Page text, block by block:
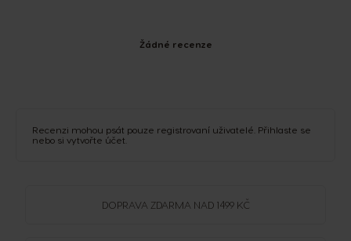
Žádné recenze
Recenzi mohou psát pouze registrovaní uživatelé. Přihlaste se
nebo si vytvořte účet
DOPRAVA ZDARMA NAD 1499 KČ